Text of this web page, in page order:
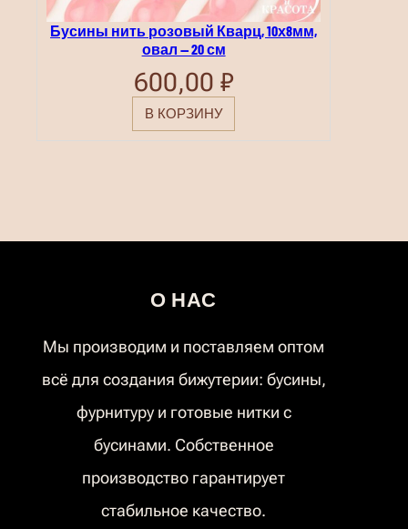
Бусины нить розовый Кварц, 10х8мм,
овал — 20 см
600,00₽
В КОРЗИНУ
О НАС
Мы производим и поставляем оптом
всё для создания бижутерии: бусины,
фурнитуру и готовые нитки с
бусинами. Собственное
производство гарантирует
стабильное качество.